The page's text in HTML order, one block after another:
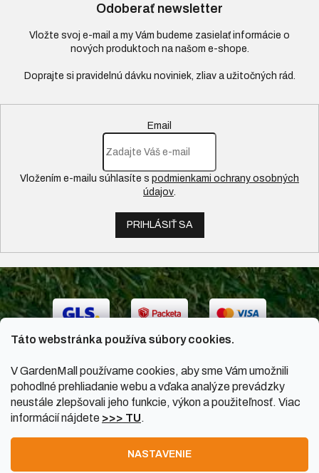
Táto webstránka používa súbory cookies.
V GardenMall používame cookies, aby sme Vám umožnili
pohodlné prehliadanie webu a vďaka analýze prevádzky
neustále zlepšovali jeho funkcie, výkon a použiteľnosť. Viac
informácií nájdete >>> TU.
NASTAVENIE
Odoberať newsletter
Vložte svoj e-mail a my Vám budeme zasielať informácie o
nových produktoch na našom e-shope.
Email
Vložením e-mailu súhlasíte s podmienkami ochrany osobných
údajov.
PRIHLÁSIŤ SA